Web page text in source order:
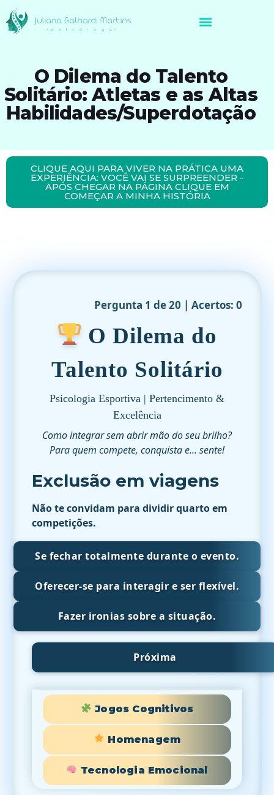
O Dilema do Talento
Solitário: Atletas e as Altas
Habilidades/Superdotação
CLIQUE AQUI PARA VIVER NA PRÁTICA UMA
EXPERIÊNCIA: VOCÊ VAI SE SURPREENDER -
APÓS CHEGAR NA PÁGINA CLIQUE EM
COMEÇAR A MINHA HISTÓRIA
Pergunta 1 de 20 | Acertos: 0
O Dilema do
Talento Solitário
Psicologia Esportiva | Pertencimento &
Excelência
Como integrar sem abrir mão do seu brilho?
Para quem compete, conquista e... sente!
Exclusão em viagens
Não te convidam para dividir quarto em
competições.
Se fechar totalmente durante o evento.
Oferecer-se para interagir e ser flexível.
Fazer ironias sobre a situação.
Próxima
Jogos Cognitivos
Homenagem
Tecnologia Emocional